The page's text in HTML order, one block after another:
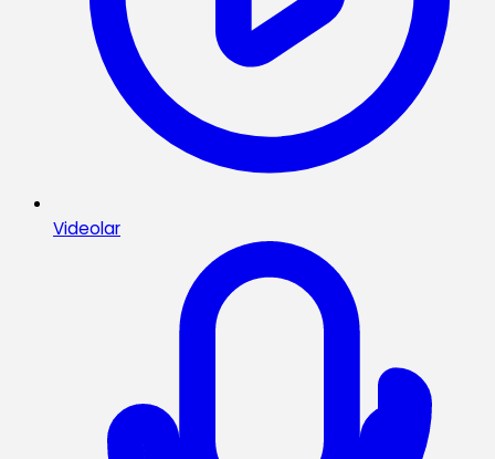
Videolar